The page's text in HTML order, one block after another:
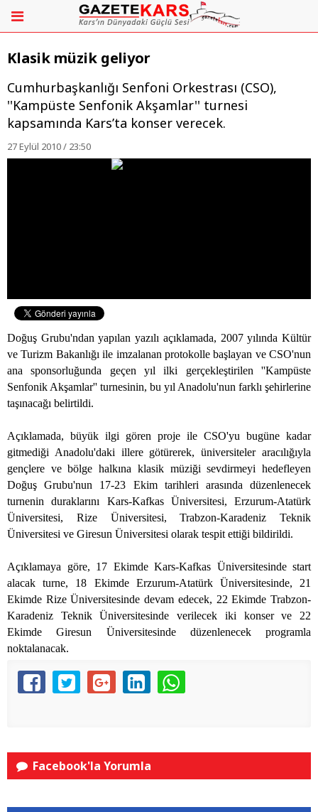
Klasik müzik geliyor
Cumhurbaşkanlığı Senfoni Orkestrası (CSO),
''Kampüste Senfonik Akşamlar'' turnesi
kapsamında Kars’ta konser verecek.
27 Eylül 2010 / 23:50
Doğuş Grubu'ndan yapılan yazılı açıklamada, 2007 yılında Kültür
ve Turizm Bakanlığı ile imzalanan protokolle başlayan ve CSO'nun
ana sponsorluğunda geçen yıl ilki gerçekleştirilen ''Kampüste
Senfonik Akşamlar'' turnesinin, bu yıl Anadolu'nun farklı şehirlerine
taşınacağı belirtildi.
Açıklamada, büyük ilgi gören proje ile CSO'yu bugüne kadar
gitmediği Anadolu'daki illere götürerek, üniversiteler aracılığıyla
gençlere ve bölge halkına klasik müziği sevdirmeyi hedefleyen
Doğuş Grubu'nun 17-23 Ekim tarihleri arasında düzenlenecek
turnenin duraklarını Kars-Kafkas Üniversitesi, Erzurum-Atatürk
Üniversitesi, Rize Üniversitesi, Trabzon-Karadeniz Teknik
Üniversitesi ve Giresun Üniversitesi olarak tespit ettiği bildirildi.
Açıklamaya göre, 17 Ekimde Kars-Kafkas Üniversitesinde start
alacak turne, 18 Ekimde Erzurum-Atatürk Üniversitesinde, 21
Ekimde Rize Üniversitesinde devam edecek, 22 Ekimde Trabzon-
Karadeniz Teknik Üniversitesinde verilecek iki konser ve 22
Ekimde Giresun Üniversitesinde düzenlenecek programla
noktalanacak.
Facebook'la Yorumla